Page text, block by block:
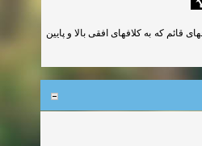
را با تعبیه کلافهای قائم که به کلافهای افقی بالا و پایین